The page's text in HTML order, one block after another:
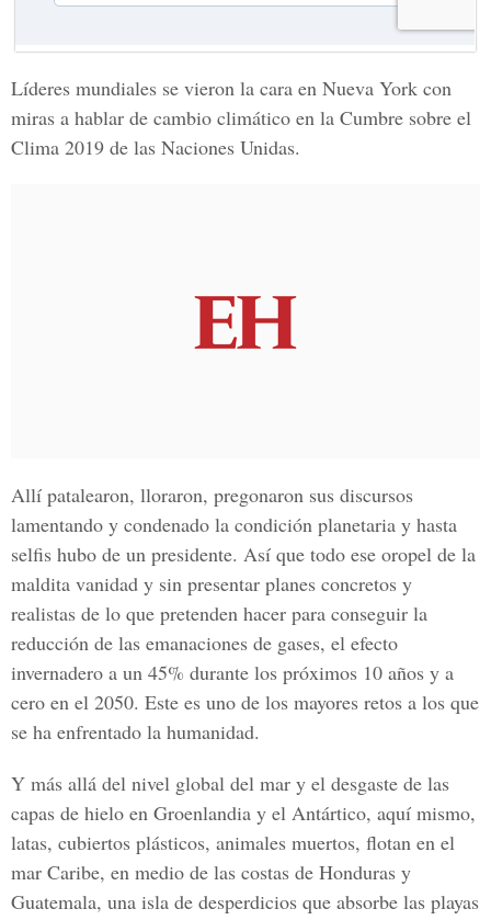
Líderes mundiales se vieron la cara en Nueva York con
miras a hablar de cambio climático en la Cumbre sobre el
Clima 2019 de las Naciones Unidas.
Allí patalearon, lloraron, pregonaron sus discursos
lamentando y condenado la condición planetaria y hasta
selfis hubo de un presidente. Así que todo ese oropel de la
maldita vanidad y sin presentar planes concretos y
realistas de lo que pretenden hacer para conseguir la
reducción de las emanaciones de gases, el efecto
invernadero a un 45% durante los próximos 10 años y a
cero en el 2050. Este es uno de los mayores retos a los que
se ha enfrentado la humanidad.
Y más allá del nivel global del mar y el desgaste de las
capas de hielo en Groenlandia y el Antártico, aquí mismo,
latas, cubiertos plásticos, animales muertos, flotan en el
mar Caribe, en medio de las costas de Honduras y
Guatemala, una isla de desperdicios que absorbe las playas